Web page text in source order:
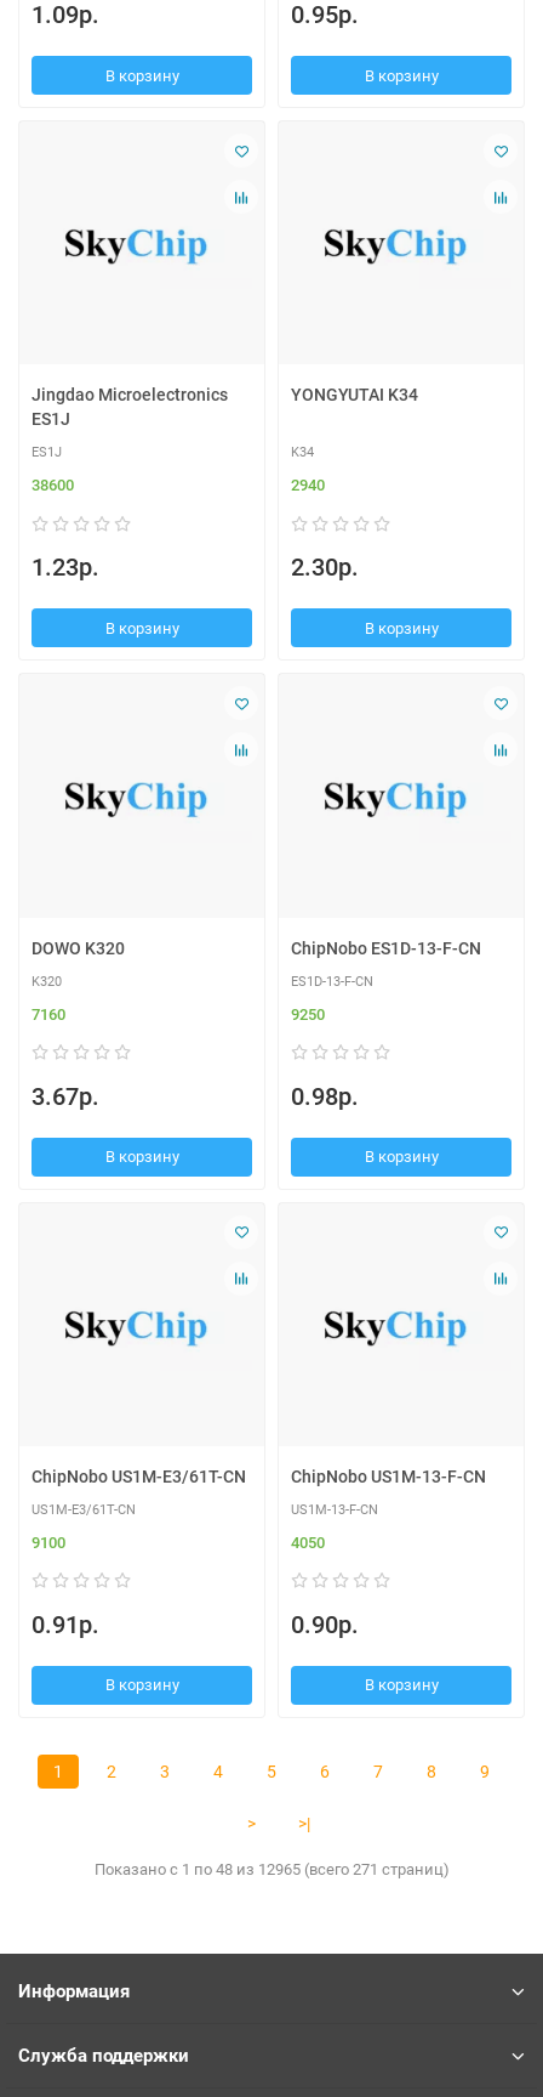
1.09р.
В корзину
0.95р.
В корзину
Jingdao Microelectronics
ES1J
ES1J
38600
1.23р.
В корзину
YONGYUTAI K34
K34
2940
2.30р.
В корзину
DOWO K320
K320
7160
3.67р.
В корзину
ChipNobo ES1D-13-F-CN
ES1D-13-F-CN
9250
0.98р.
В корзину
ChipNobo US1M-E3/61T-CN
US1M-E3/61T-CN
9100
0.91р.
В корзину
ChipNobo US1M-13-F-CN
US1M-13-F-CN
4050
0.90р.
В корзину
1 2 3 4 5 6 7 8 9
> >|
Показано с 1 по 48 из 12965 (всего 271 страниц)
Информация
Служба поддержки